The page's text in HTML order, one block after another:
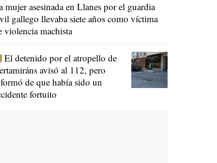
mujer asesinada en Llanes por el guardia
gallego llevaba siete años como víctima
violencia machista
El detenido por el atropello de
avisó al 112, pero
de que había sido un
fortuito